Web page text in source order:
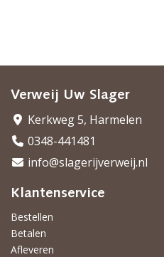
Verweij Uw Slager
Kerkweg 5, Harmelen
0348-441481
info@slagerijverweij.nl
Klantenservice
Bestellen
Betalen
Afleveren